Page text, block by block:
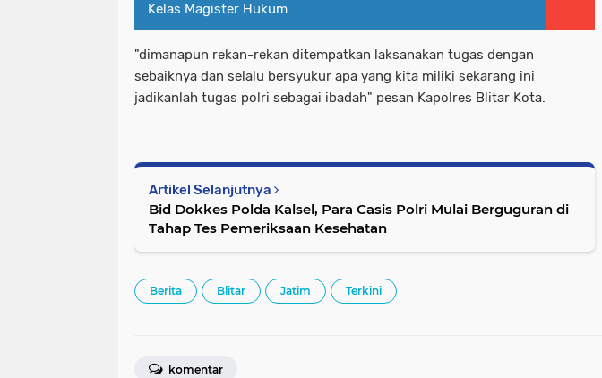
Kelas Magister Hukum
"dimanapun rekan-rekan ditempatkan laksanakan tugas dengan
sebaiknya dan selalu bersyukur apa yang kita miliki sekarang ini
jadikanlah tugas polri sebagai ibadah" pesan Kapolres Blitar Kota.
Artikel Selanjutnya
Bid Dokkes Polda Kalsel, Para Casis Polri Mulai Berguguran di
Tahap Tes Pemeriksaan Kesehatan
Berita Blitar Jatim Terkini
komentar